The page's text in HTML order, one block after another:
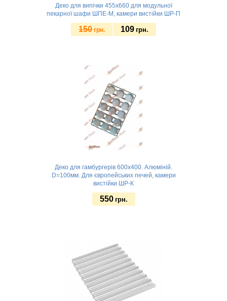
Деко для випічки 455х660 для модульної
пекарної шафи ШПЕ-М, камери вистійки ШР-П
150 грн. 109 грн.
Деко для гамбургерів 600х400. Алюміній.
D=100мм. Для європейських печей, камери
вистійки ШР-К
550 грн.